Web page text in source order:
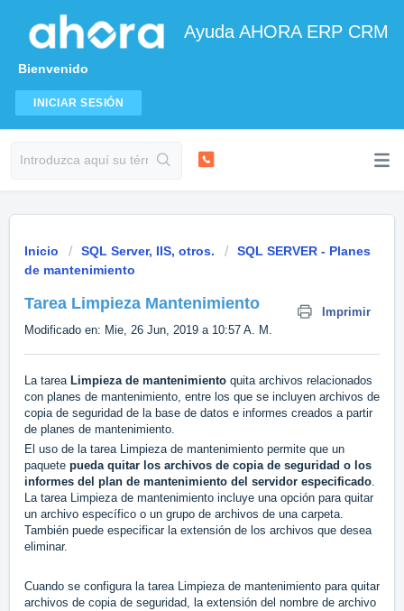
Ayuda AHORA ERP CRM
Bienvenido
INICIAR SESIÓN
Inicio SQL Server, IIS, otros.
SQL SERVER - Planes
de mantenimiento
Tarea Limpieza Mantenimiento
Imprimir
Modificado en: Mie, 26 Jun, 2019 a 10:57 A. M.
La tarea Limpieza de mantenimiento quita archivos relacionados
con planes de mantenimiento, entre los que se incluyen archivos de
copia de seguridad de la base de datos e informes creados a partir
de planes de mantenimiento.
El uso de la tarea Limpieza de mantenimiento permite que un
paquete pueda quitar los archivos de copia de seguridad o los
informes del plan de mantenimiento del servidor especificado.
La tarea Limpieza de mantenimiento incluye una opción para quitar
un archivo específico o un grupo de archivos de una carpeta.
También puede especificar la extensión de los archivos que desea
eliminar.
Cuando se configura la tarea Limpieza de mantenimiento para quitar
archivos de copia de seguridad, la extensión del nombre de archivo